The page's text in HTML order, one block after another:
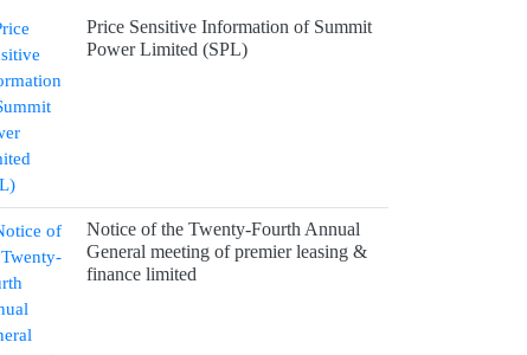
ইউরোপে সম্প্রসারণ কৌশলে নতুন
মাইলফলক,...
9 hours আগে
Price Sensitive Information of Summit
Power Limited (SPL)
Notice of the Twenty-Fourth Annual
General meeting of premier leasing &
finance limited